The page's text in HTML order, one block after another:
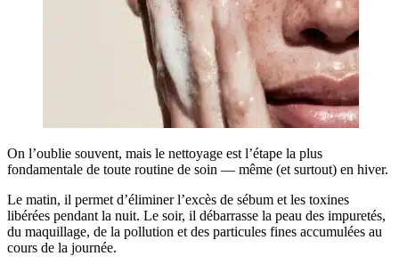
On l’oublie souvent, mais le nettoyage est l’étape la plus
fondamentale de toute routine de soin — même (et surtout) en hiver.
Le matin, il permet d’éliminer l’excès de sébum et les toxines
libérées pendant la nuit. Le soir, il débarrasse la peau des impuretés,
du maquillage, de la pollution et des particules fines accumulées au
cours de la journée.